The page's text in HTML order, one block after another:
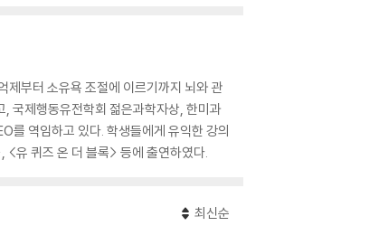
제부터 소유욕 조절에 이르기까지 뇌와 관
국제행동유전학회 젊은과학자상, 한미과
를 역임하고 있다. 학생들에게 유익한 강의
유 퀴즈 온 더 블록> 등에 출연하였다.
최신순